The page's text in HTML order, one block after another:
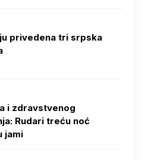
privedena tri srpska
i zdravstvenog
Rudari treću noć
jami